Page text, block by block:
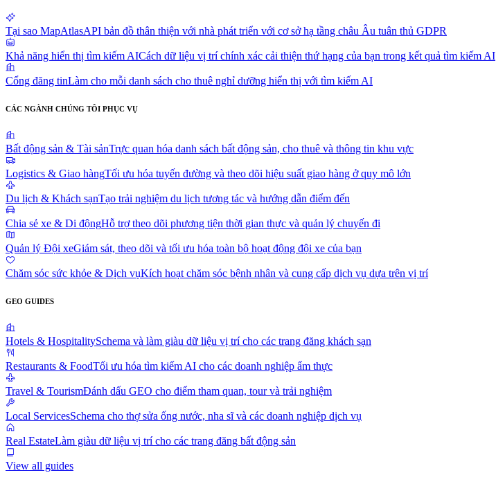
Tại sao MapAtlasAPI bản đồ thân thiện với nhà phát triển với cơ sở hạ tầng châu Âu tuân thủ GDPR
Khả năng hiển thị tìm kiếm AICách dữ liệu vị trí chính xác cải thiện thứ hạng của bạn trong kết quả tìm kiếm AI
Cổng đăng tinLàm cho mỗi danh sách cho thuê nghỉ dưỡng hiển thị với tìm kiếm AI
CÁC NGÀNH CHÚNG TÔI PHỤC VỤ
Bất động sản & Tài sảnTrực quan hóa danh sách bất động sản, cho thuê và thông tin khu vực
Logistics & Giao hàngTối ưu hóa tuyến đường và theo dõi hiệu suất giao hàng ở quy mô lớn
Du lịch & Khách sạnTạo trải nghiệm du lịch tương tác và hướng dẫn điểm đến
Chia sẻ xe & Di độngHỗ trợ theo dõi phương tiện thời gian thực và quản lý chuyến đi
Quản lý Đội xeGiám sát, theo dõi và tối ưu hóa toàn bộ hoạt động đội xe của bạn
Chăm sóc sức khỏe & Dịch vụKích hoạt chăm sóc bệnh nhân và cung cấp dịch vụ dựa trên vị trí
GEO GUIDES
Hotels & HospitalitySchema và làm giàu dữ liệu vị trí cho các trang đăng khách sạn
Restaurants & FoodTối ưu hóa tìm kiếm AI cho các doanh nghiệp ẩm thực
Travel & TourismĐánh dấu GEO cho điểm tham quan, tour và trải nghiệm
Local ServicesSchema cho thợ sửa ống nước, nha sĩ và các doanh nghiệp dịch vụ
Real EstateLàm giàu dữ liệu vị trí cho các trang đăng bất động sản
View all guides